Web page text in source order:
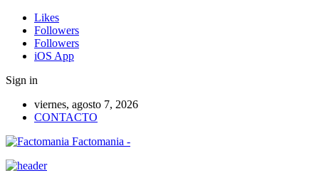
Likes
Followers
Followers
iOS App
Sign in
viernes, agosto 7, 2026
CONTACTO
Factomania -